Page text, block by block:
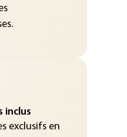
inclus
exclusifs en